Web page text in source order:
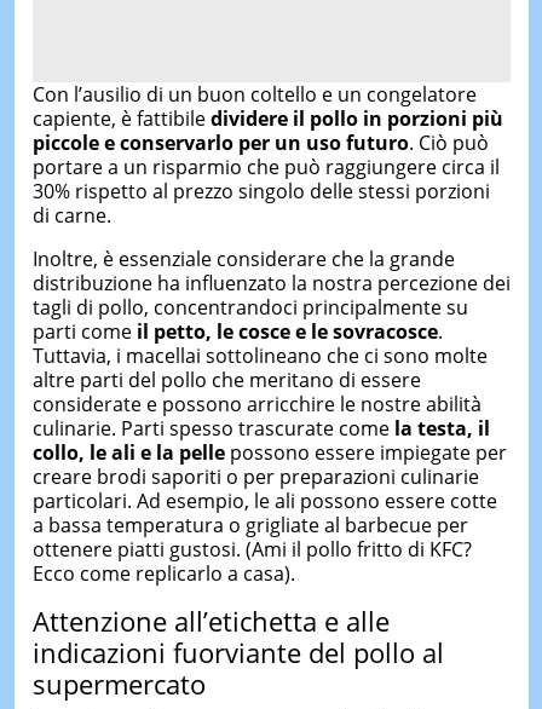
Con l’ausilio di un buon coltello e un congelatore
capiente, è fattibiledividere il pollo in porzioni più
piccole e conservarlo per un uso futuro. Ciò può
portare a un risparmio che può raggiungere circa il
30% rispetto al prezzo singolo delle stessi porzioni
di carne.
Inoltre, è essenziale considerare che la grande
distribuzione ha influenzato la nostra percezione dei
tagli di pollo, concentrandoci principalmente su
parti come il petto, le cosce e le sovracosce.
Tuttavia, i macellai sottolineano che ci sono molte
altre parti del pollo che meritano di essere
considerate e possono arricchire le nostre abilità
culinarie. Parti spesso trascurate come la testa, il
collo, le ali e la pellepossono essere impiegate per
creare brodi saporiti o per preparazioni culinarie
particolari. Ad esempio, le ali possono essere cotte
a bassa temperatura o grigliate al barbecue per
ottenere piatti gustosi. (Ami il pollo fritto di KFC?
Ecco come replicarlo a casa).
Attenzione all’etichetta e alle
indicazioni fuorviante del pollo al
supermercato